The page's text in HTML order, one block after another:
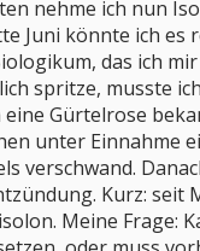
nehme ich nun
Juni könnte ich es
das ich
spritze, musste
eine Gürtelrose
unter Einnahme
verschwand.
Kurz: seit
Meine Frage: